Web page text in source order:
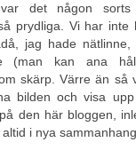
var det någon
prydliga. Vi har inte
jag hade
(man kan ana
skärp. Värre än så
bilden och visa
den här bloggen,
i nya